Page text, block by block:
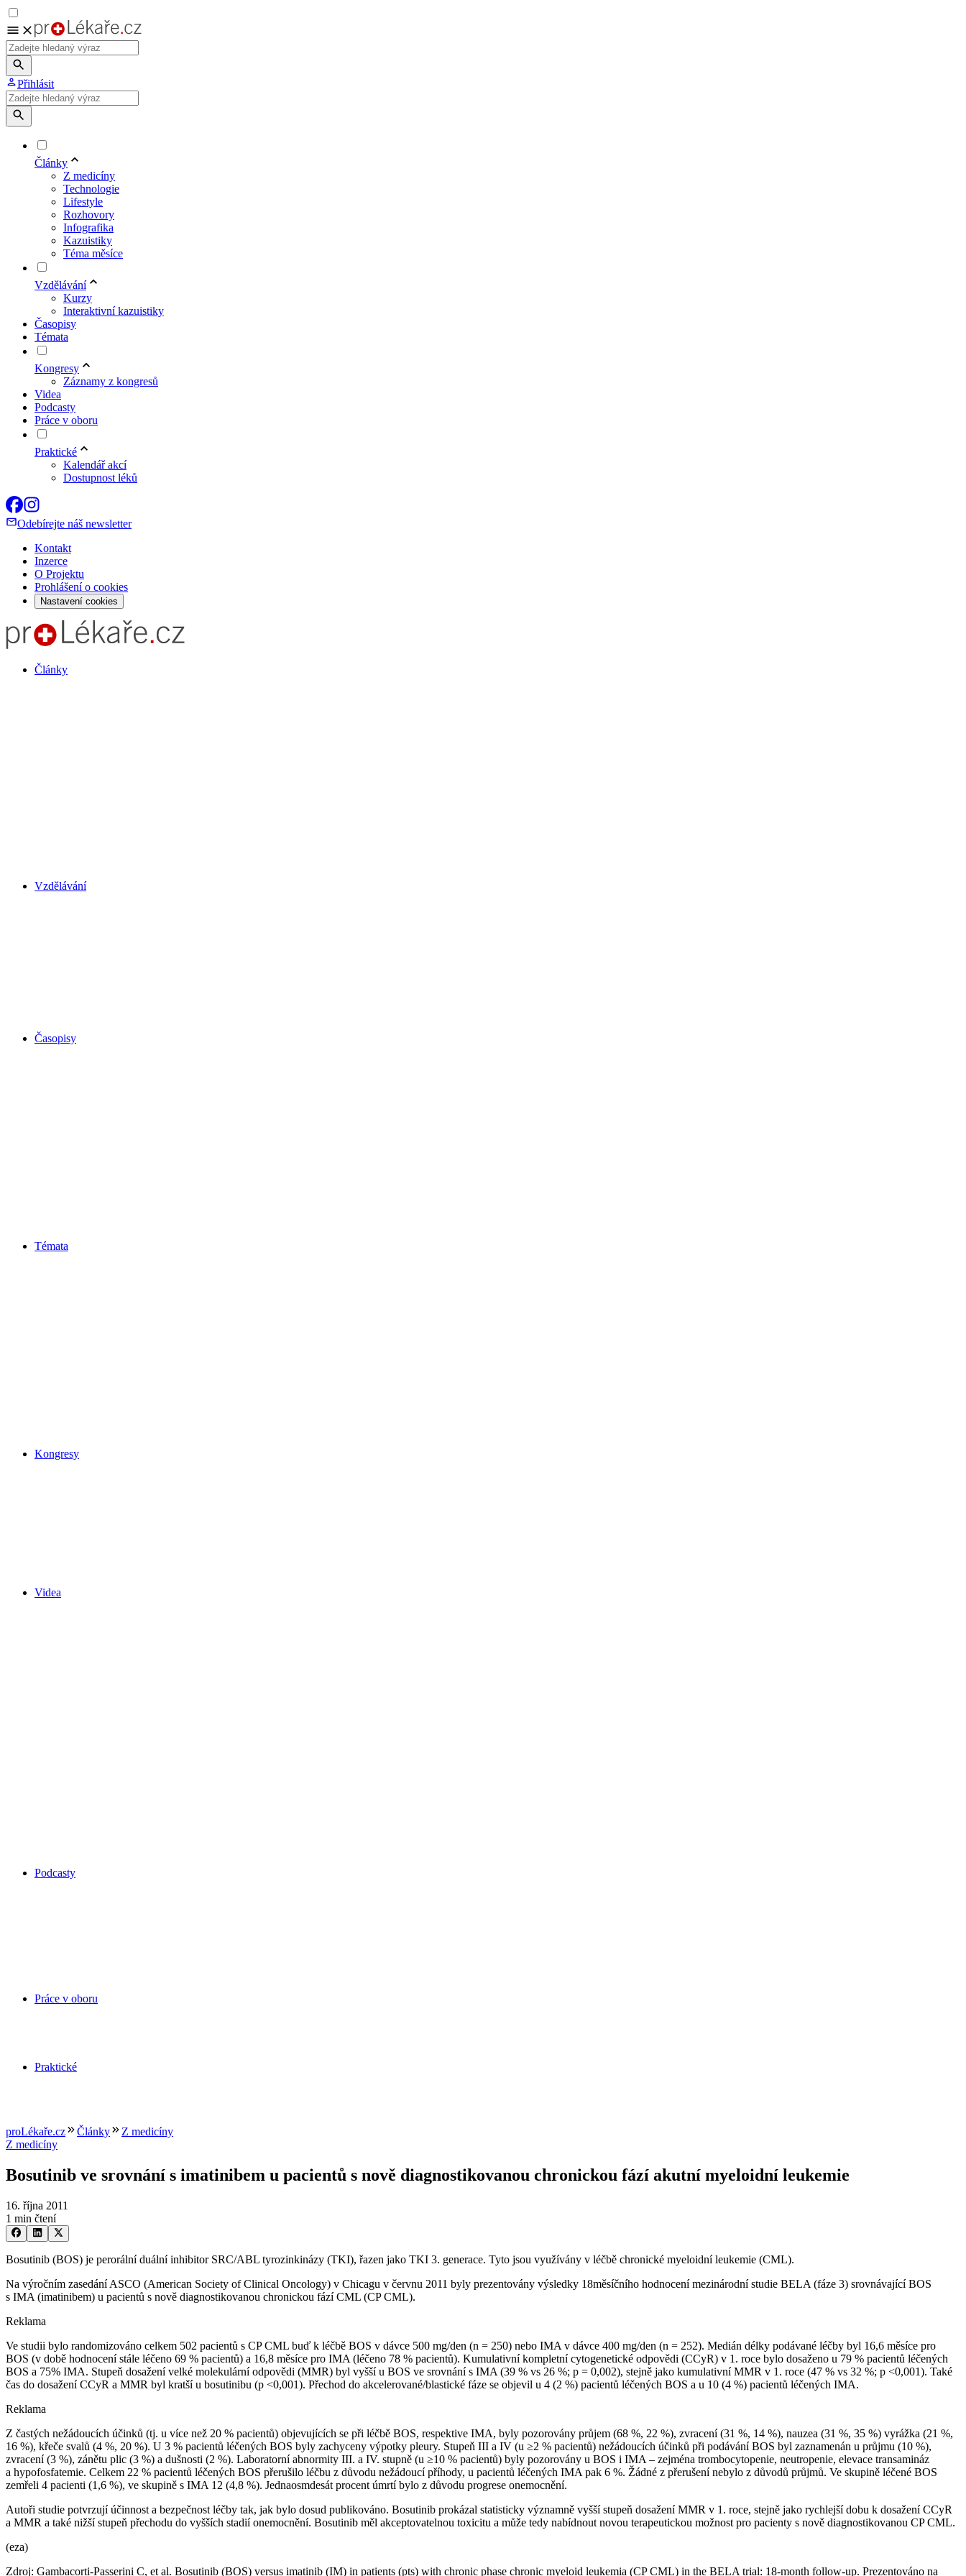
Přihlásit
Články
Z medicíny
Technologie
Lifestyle
Rozhovory
Infografika
Kazuistiky
Téma měsíce
Vzdělávání
Kurzy
Interaktivní kazuistiky
Časopisy
Témata
Kongresy
Záznamy z kongresů
Videa
Podcasty
Práce v oboru
Praktické
Kalendář akcí
Dostupnost léků
Odebírejte náš newsletter
Kontakt
Inzerce
O Projektu
Prohlášení o cookies
Nastavení cookies
Články
Vzdělávání
Časopisy
Témata
Kongresy
Videa
Podcasty
Práce v oboru
Praktické
proLékaře.cz Články
Z medicíny
Z medicíny
Bosutinib ve srovnání s imatinibem u pacientů s nově diagnostikovanou chronickou fází akutní myeloidní leukemie
16. října 2011
1 min čtení
Bosutinib (BOS) je perorální duální inhibitor SRC/ABL tyrozinkinázy (TKI), řazen jako TKI 3. generace. Tyto jsou využívány v léčbě chronické myeloidní leukemie (CML).
Na výročním zasedání ASCO (American Society of Clinical Oncology) v Chicagu v červnu 2011 byly prezentovány výsledky 18měsíčního hodnocení mezinárodní studie BELA (fáze 3) srovnávající BOS
s IMA (imatinibem) u pacientů s nově diagnostikovanou chronickou fází CML (CP CML).
Reklama
Ve studii bylo randomizováno celkem 502 pacientů s CP CML buď k léčbě BOS v dávce 500 mg⁠/⁠den (n = 250) nebo IMA v dávce 400 mg⁠/⁠den (n = 252). Medián délky podávané léčby byl 16,6 měsíce pro
BOS (v době hodnocení stále léčeno 69 % pacientů) a 16,8 měsíce pro IMA (léčeno 78 % pacientů). Kumulativní kompletní cytogenetické odpovědi (CCyR) v 1. roce bylo dosaženo u 79 % pacientů léčených
BOS a 75% IMA. Stupeň dosažení velké molekulární odpovědi (MMR) byl vyšší u BOS ve srovnání s IMA (39 % vs 26 %; p = 0,002), stejně jako kumulativní MMR v 1. roce (47 % vs 32 %; p <0,001). Také
čas do dosažení CCyR a MMR byl kratší u bosutinibu (p <0,001). Přechod do akcelerované/blastické fáze se objevil u 4 (2 %) pacientů léčených BOS a u 10 (4 %) pacientů léčených IMA.
Reklama
Z častých nežádoucích účinků (tj. u více než 20 % pacientů) objevujících se při léčbě BOS, respektive IMA, byly pozorovány průjem (68 %, 22 %), zvracení (31 %, 14 %), nauzea (31 %, 35 %) vyrážka (21 %,
16 %), křeče svalů (4 %, 20 %). U 3 % pacientů léčených BOS byly zachyceny výpotky pleury. Stupeň III a IV (u ≥2 % pacientů) nežádoucích účinků při podávání BOS byl zaznamenán u průjmu (10 %),
zvracení (3 %), zánětu plic (3 %) a dušnosti (2 %). Laboratorní abnormity III. a IV. stupně (u ≥10 % pacientů) byly pozorovány u BOS i IMA –⁠ zejména trombocytopenie, neutropenie, elevace transamináz
a hypofosfatemie. Celkem 22 % pacientů léčených BOS přerušilo léčbu z důvodu nežádoucí příhody, u pacientů léčených IMA pak 6 %. Žádné z přerušení nebylo z důvodů průjmů. Ve skupině léčené BOS
zemřeli 4 pacienti (1,6 %), ve skupině s IMA 12 (4,8 %). Jednaosmdesát procent úmrtí bylo z důvodu progrese onemocnění.
Autoři studie potvrzují účinnost a bezpečnost léčby tak, jak bylo dosud publikováno. Bosutinib prokázal statisticky významně vyšší stupeň dosažení MMR v 1. roce, stejně jako rychlejší dobu k dosažení CCyR
a MMR a také nižší stupeň přechodu do vyšších stadií onemocnění. Bosutinib měl akceptovatelnou toxicitu a může tedy nabídnout novou terapeutickou možnost pro pacienty s nově diagnostikovanou CP CML.
(eza)
Zdroj: Gambacorti-Passerini C, et al. Bosutinib (BOS) versus imatinib (IM) in patients (pts) with chronic phase chronic myeloid leukemia (CP CML) in the BELA trial: 18-month follow-up. Prezentováno na